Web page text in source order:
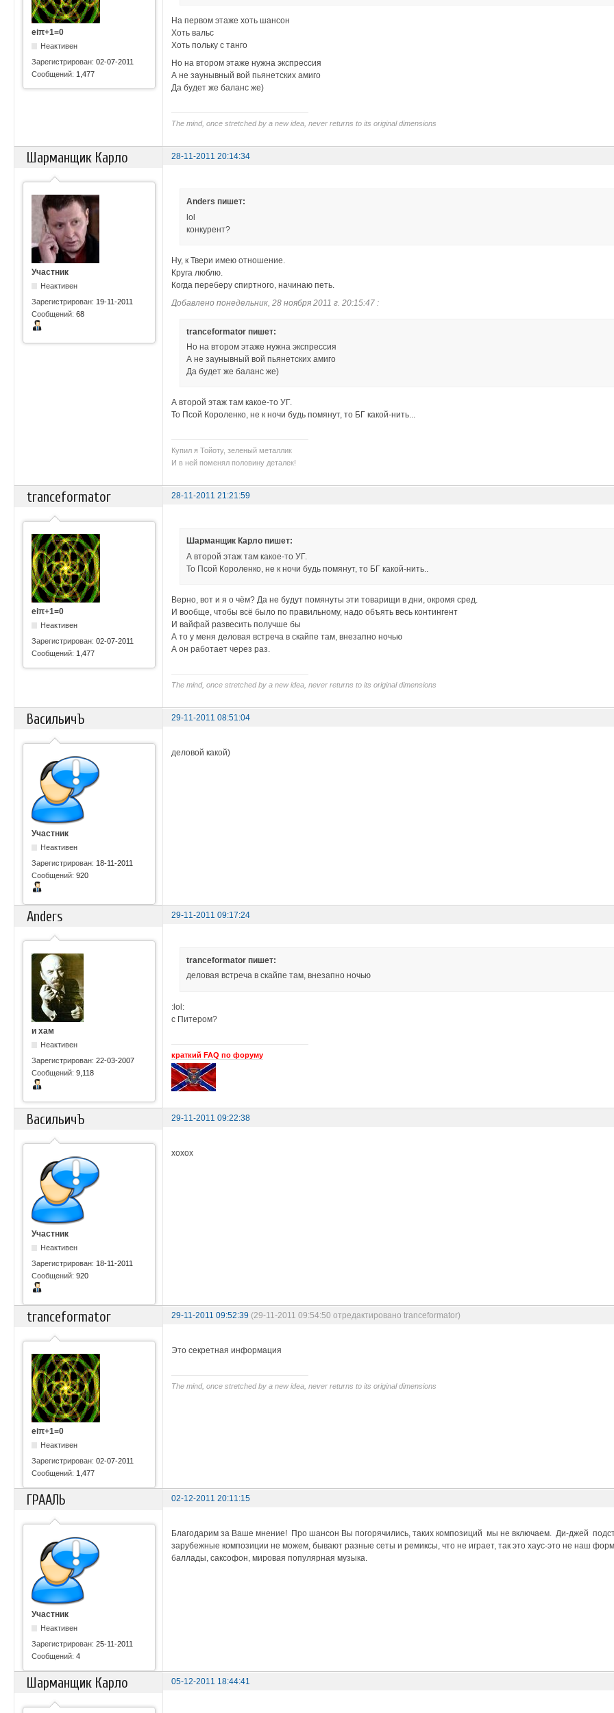
eiπ+1=0
Неактивен
Зарегистрирован:02-07-2011
Сообщений: 1,477
На первом этаже хоть шансон
Хоть вальс
Хоть польку с танго
Но на втором этаже нужна экспрессия
А не заунывный вой пьянетских амиго
Да будет же баланс же)
The mind, once stretched by a new idea, never returns to its original dimensions
Шарманщик Карло 28-11-2011 20:14:34
Участник
Неактивен
Зарегистрирован:19-11-2011
Сообщений:68
Anders пишет:
lol
конкурент?
Ну, к Твери имею отношение.
Круга люблю.
Когда переберу спиртного, начинаю петь.
Добавлено понедельник, 28 ноября 2011 г. 20:15:47 :
tranceformator пишет:
Но на втором этаже нужна экспрессия
А не заунывный вой пьянетских амиго
Да будет же баланс же)
А второй этаж там какое-то УГ.
То Псой Короленко, не к ночи будь помянут, то БГ какой-нить...
Купил я Тойоту, зеленый металлик
И в ней поменял половину деталек!
tranceformator 28-11-2011 21:21:59
eiπ+1=0
Неактивен
Зарегистрирован:02-07-2011
Сообщений:1,477
Шарманщик Карло пишет:
А второй этаж там какое-то УГ.
То Псой Короленко, не к ночи будь помянут, то БГ какой-нить..
Верно, вот и я о чём? Да не будут помянуты эти товарищи в дни, окромя сред.
И вообще, чтобы всё было по правильному, надо объять весь контингент
И вайфай развесить получше бы
А то у меня деловая встреча в скайпе там, внезапно ночью
А он работает через раз.
The mind, once stretched by a new idea, never returns to its original dimensions
ВасильичЪ 29-11-2011 08:51:04
Участник
Неактивен
Зарегистрирован: 18-11-2011
Сообщений:920
деловой какой)
Anders 29-11-2011 09:17:24
и хам
Неактивен
Зарегистрирован:22-03-2007
Сообщений:9,118
tranceformator пишет:
деловая встреча в скайпе там, внезапно ночью
:lol:
с Питером?
краткий FAQ по форуму
ВасильичЪ 29-11-2011 09:22:38
Участник
Неактивен
Зарегистрирован: 18-11-2011
Сообщений:920
хохох
tranceformator 29-11-2011 09:52:39 (29-11-2011 09:54:50 отредактировано tranceformator)
eiπ+1=0
Неактивен
Зарегистрирован:02-07-2011
Сообщений: 1,477
Это секретная информация
The mind, once stretched by a new idea, never returns to its original dimensions
ГРААЛЬ 02-12-2011 20:11:15
Участник
Неактивен
Зарегистрирован:25-11-2011
Сообщений:4
Благодарим за Ваше мнение! Про шансон Вы погорячились, таких композиций мы не включаем. Ди-джей
зарубежные композиции не можем, бывают разные сеты и ремиксы, что не играет, так это хаус-это не наш
баллады, саксофон, мировая популярная музыка.
Шарманщик Карло 05-12-2011 18:44:41